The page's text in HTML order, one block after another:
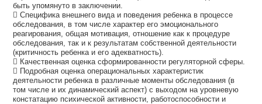
быть упомянуто в заключении.
 Специфика внешнего вида и поведения ребенка в процессе
обследования, в том числе характер его эмоционального
реагирования, общая мотивация, отношение как к процедуре
обследования, так и к результатам собственной деятельности
(критичность ребенка и его адекватность).
 Качественная оценка сформированности регуляторной сферы.
 Подробная оценка операциональных характеристик
деятельности ребенка в различные моменты обследования (в
том числе и их динамический аспект) с выходом на уровневую
констатацию психической активности, работоспособности и